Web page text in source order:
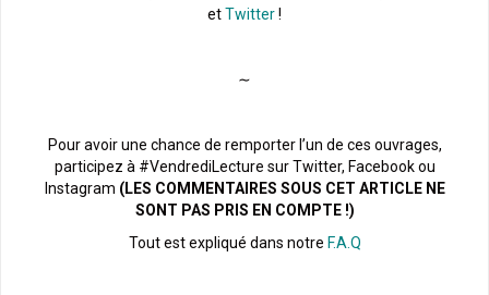
etTwitter!
∼
Pour avoir une chance de remporter l’un de ces ouvrages,
participez à #VendrediLecture sur Twitter, Facebook ou
Instagram (LES COMMENTAIRES SOUS CET ARTICLE NE
SONT PAS PRIS EN COMPTE !)
Tout est expliqué dans notre F.A.Q